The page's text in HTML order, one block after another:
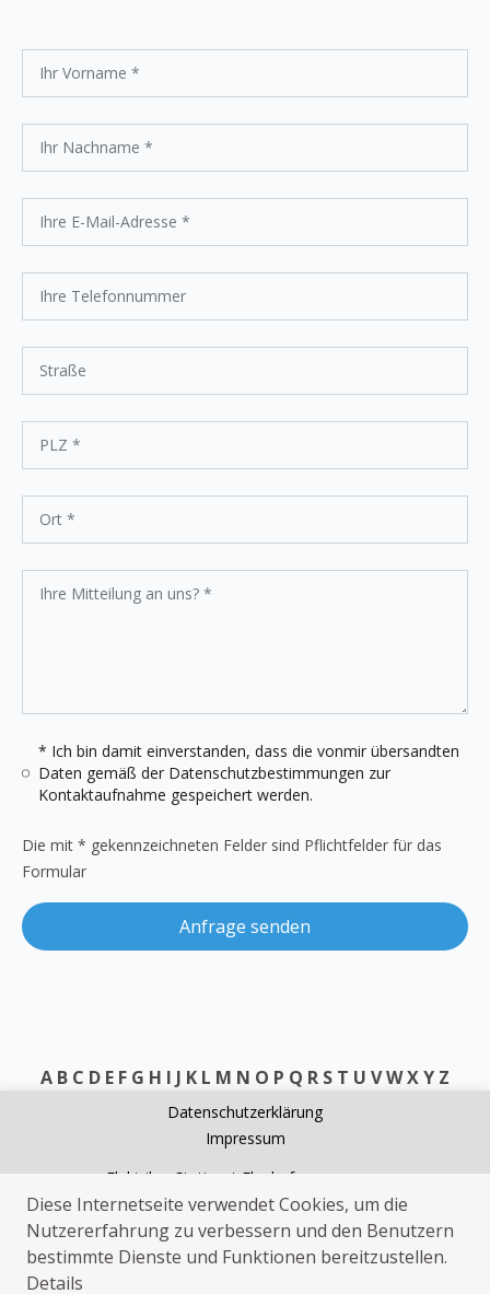
* Ich bin damit einverstanden, dass die vonmir übersandten
Daten gemäß der Datenschutzbestimmungen zur
Kontaktaufnahme gespeichert werden.
Die mit * gekennzeichneten Felder sind Pflichtfelder für das
Formular
Anfrage senden
A B C D E F G H I J K L M N O P Q R S T U VWXY Z
Datenschutzerklärung
Impressum
Elektriker Stuttgart Flughafen
Heizungsnotdienst Stuttgart Flughafen
Sat Installation Stuttgart Flughafen
Elektriker Stuttgart Flughafen
Diese Internetseite verwendet Cookies, um die
Nutzererfahrung zu verbessern und den Benutzern
bestimmte Dienste und Funktionen bereitzustellen.
Details